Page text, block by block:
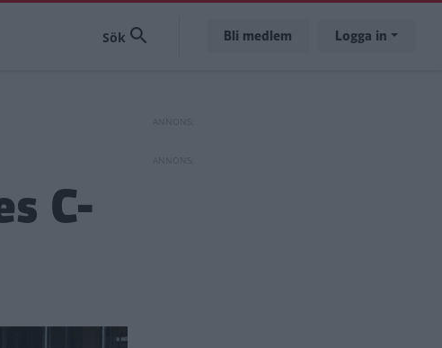
Bli medlem Logga in
C-